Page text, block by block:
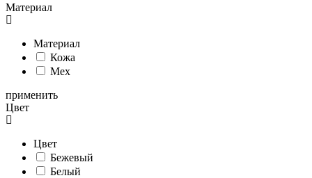
Материал
Материал
Кожа
Мех
применить
Цвет
Цвет
Бежевый
Белый